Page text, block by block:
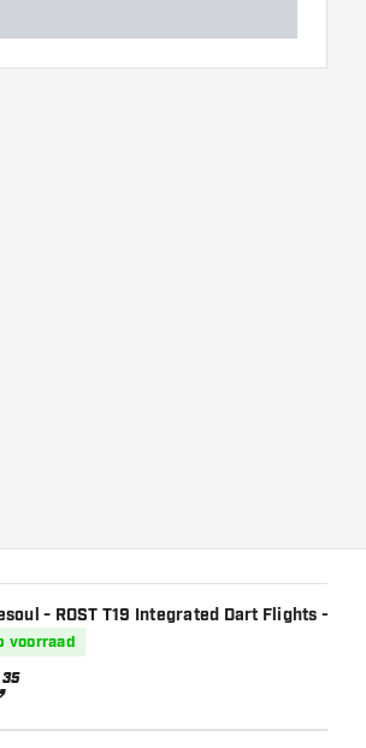
- ROST T19 Integrated Dart Flights - Big
voorraad
,35